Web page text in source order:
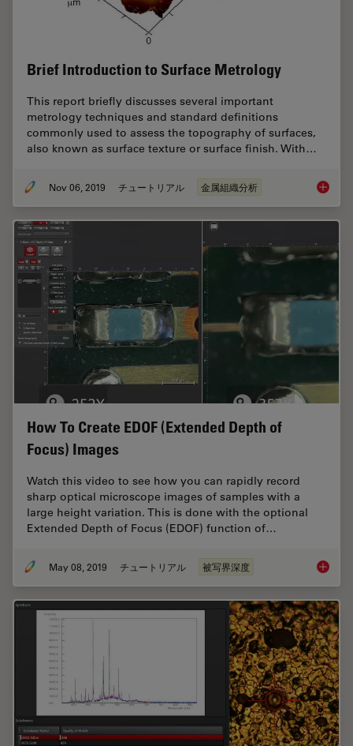
Brief Introduction to Surface Metrology
This report briefly discusses several important
metrology techniques and standard definitions
commonly used to assess the topography of surfaces,
also known as surface texture or surface finish. With…
Nov 06, 2019 チュートリアル 金属組織分析 Brief
How To Create EDOF (Extended Depth of
Focus) Images
Watch this video to see how you can rapidly record
sharp optical microscope images of samples with a
large height variation. This is done with the optional
Extended Depth of Focus (EDOF) function of…
May 08, 2019 チュートリアル 被写界深度 How